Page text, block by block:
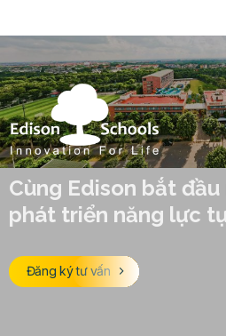
Cùng Edison bắt
phát triển năng lực
Đăng ký tư vấn